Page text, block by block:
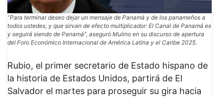
“Para terminar deseo dejar un mensaje de Panamá y de los panameños a
todos ustedes, y que sirvan de efecto multiplicador: El Canal de Panamá es
y seguirá siendo de Panamá”, aseguró Mulino en su discurso de apertura
del Foro Económico Internacional de América Latina y el Caribe 2025.
Rubio, el primer secretario de Estado hispano de
la historia de Estados Unidos, partirá de El
Salvador el martes para proseguir su gira hacia